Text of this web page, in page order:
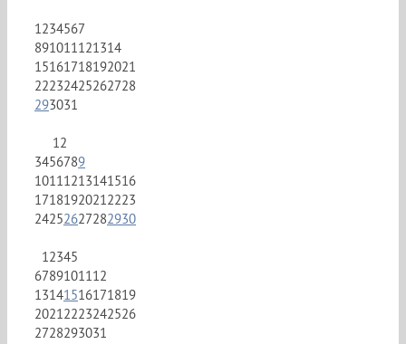
1 234567
891011 121314
15161718192021
22232425262728
293031
1 2
3456789
1011 1213141516
1718192021 2223
24252627282930
1 2345
67891011 12
13141516171819
2021 2223242526
2728293031